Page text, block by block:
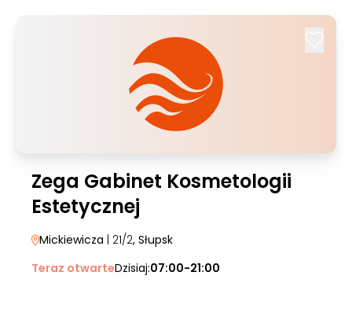
Zega Gabinet Kosmetologii
Estetycznej
Mickiewicza | 21/2, Słupsk
Teraz otwarteDzisiaj:07:00-21:00